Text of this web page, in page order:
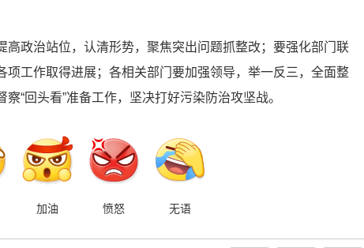
政治站位，认清形势，聚焦突出问题抓整改；要强化部门联
工作取得进展；各相关部门要加强领导，举一反三，全面整
“回头看”准备工作，坚决打好污染防治攻坚战。
加油 愤怒 无语